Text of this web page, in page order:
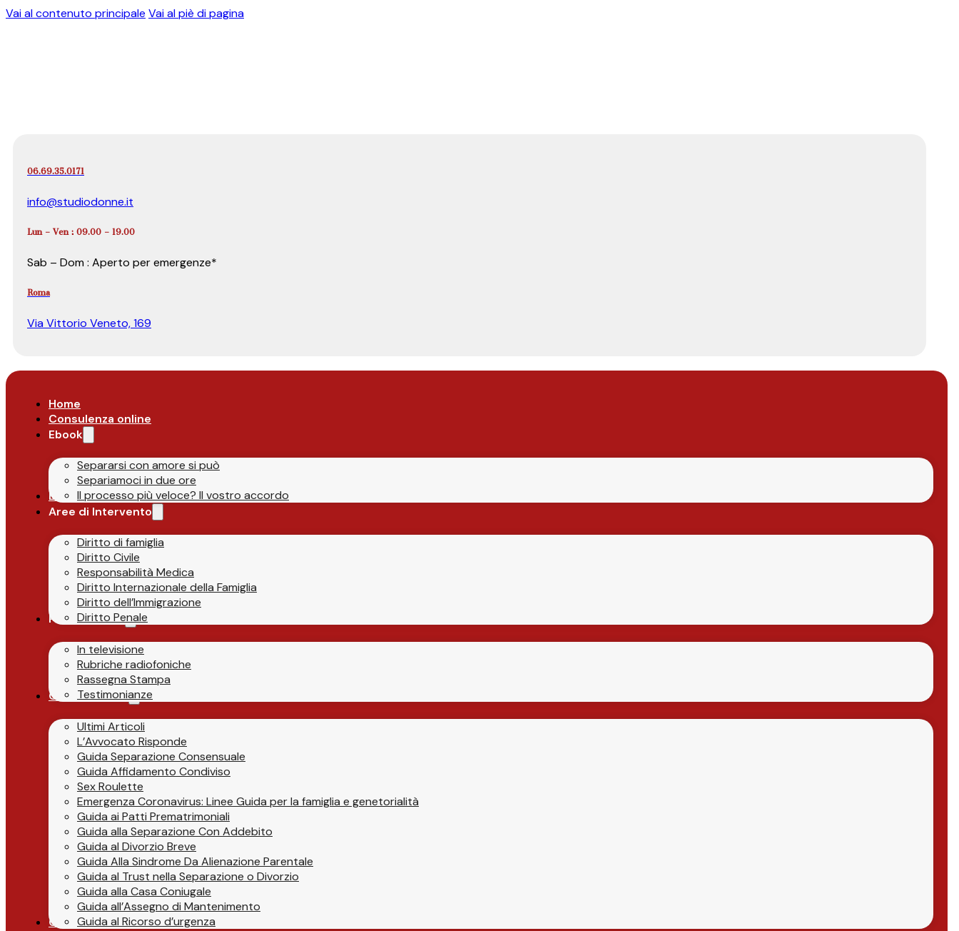
Vai al contenuto principale Vai al piè di pagina
06.69.35.0171
info@studiodonne.it
Lun – Ven : 09.00 – 19.00
Sab – Dom : Aperto per emergenze*
Roma
Via Vittorio Veneto, 169
Home
Consulenza online
Ebook
Separarsi con amore si può
Separiamoci in due ore
Il processo più veloce? Il vostro accordo
Lo Studio
Aree di Intervento
Diritto di famiglia
Diritto Civile
Responsabilità Medica
Diritto Internazionale della Famiglia
Diritto dell’Immigrazione
Diritto Penale
Parlano di Noi
In televisione
Rubriche radiofoniche
Rassegna Stampa
Testimonianze
Guide & News
Ultimi Articoli
L’Avvocato Risponde
Guida Separazione Consensuale
Guida Affidamento Condiviso
Sex Roulette
Emergenza Coronavirus: Linee Guida per la famiglia e genetorialità
Guida ai Patti Prematrimoniali
Guida alla Separazione Con Addebito
Guida al Divorzio Breve
Guida Alla Sindrome Da Alienazione Parentale
Guida al Trust nella Separazione o Divorzio
Guida alla Casa Coniugale
Guida all’Assegno di Mantenimento
Guida al Ricorso d’urgenza
Contatti